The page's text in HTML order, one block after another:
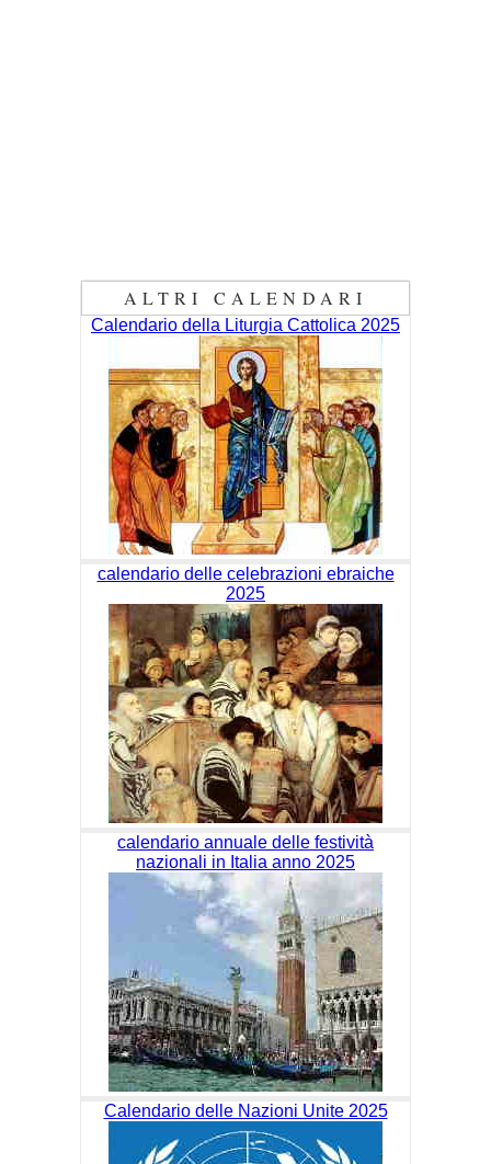
ALTRI CALENDARI
Calendario della Liturgia Cattolica 2025
calendario delle celebrazioni ebraiche
2025
calendario annuale delle festività
nazionali in Italia anno 2025
Calendario delle Nazioni Unite 2025